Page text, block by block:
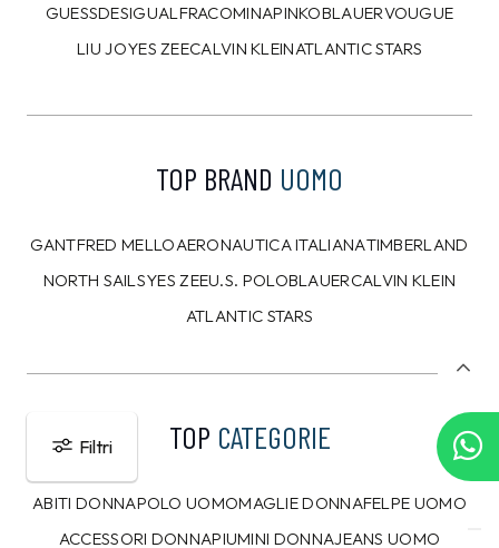
Filtri
GUESSDESIGUALFRACOMINAPINKOBLAUERVOUGUE
LIU JOYES ZEECALVIN KLEINATLANTIC STARS
TOP BRAND UOMO
GANTFRED MELLOAERONAUTICA ITALIANATIMBERLAND
NORTH SAILSYES ZEEU.S. POLOBLAUERCALVIN KLEIN
ATLANTIC STARS
TOP CATEGORIE
ABITI DONNAPOLO UOMOMAGLIE DONNAFELPE UOMO
ACCESSORI DONNAPIUMINI DONNAJEANS UOMO